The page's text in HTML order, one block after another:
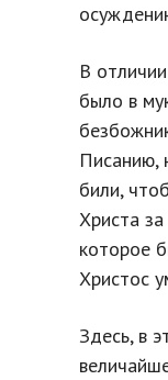
В
было в
Писанию,
били,
Христа
которое
Христос
Здесь, в